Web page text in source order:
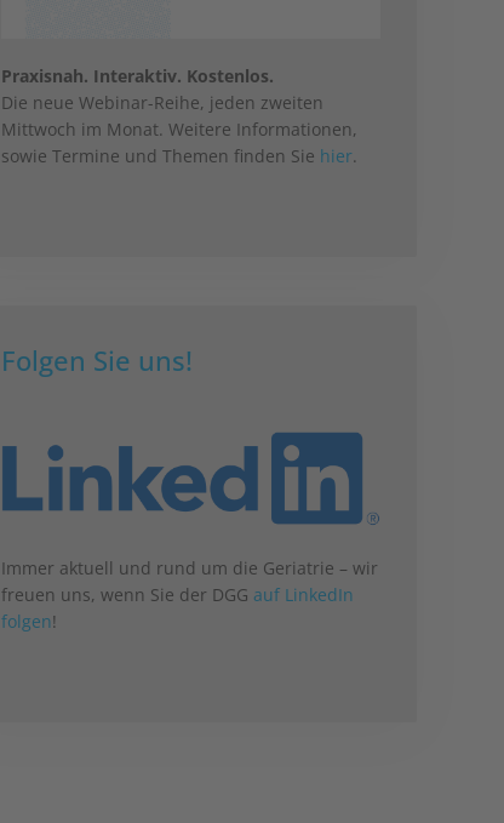
Praxisnah. Interaktiv. Kostenlos.
Die neue Webinar-Reihe, jeden zweiten
Mittwoch im Monat. Weitere Informationen,
sowie Termine und Themen finden Sie hier.
Folgen Sie uns!
Immer aktuell und rund um die Geriatrie – wir
freuen uns, wenn Sie der DGG auf LinkedIn
folgen!